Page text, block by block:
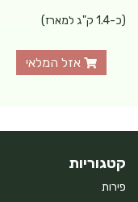
(כ-1.4 ק"ג למארז)
אזל המלאי
קטגוריות
פירות